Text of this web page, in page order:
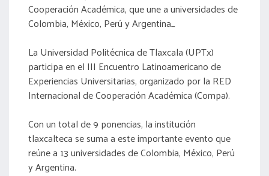
Cooperación Académica, que une a universidades de
Colombia, México, Perú y Argentina_
La Universidad Politécnica de Tlaxcala (UPTx)
participa en el III Encuentro Latinoamericano de
Experiencias Universitarias, organizado por la RED
Internacional de Cooperación Académica (Compa).
Con un total de 9 ponencias, la institución
tlaxcalteca se suma a este importante evento que
reúne a 13 universidades de Colombia, México, Perú
y Argentina.